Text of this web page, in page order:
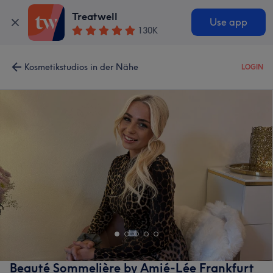
Treatwell
130K
Use app
Kosmetikstudios in der Nähe LOGIN
Beauté Sommelière by Amié-Lée Frankfurt